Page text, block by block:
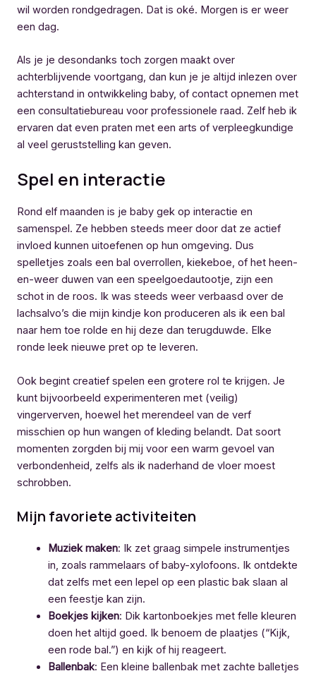
wil worden rondgedragen. Dat is oké. Morgen is er weer
een dag.
Als je je desondanks toch zorgen maakt over
achterblijvende voortgang, dan kun je je altijd inlezen over
achterstand in ontwikkeling baby, of contact opnemen met
een consultatiebureau voor professionele raad. Zelf heb ik
ervaren dat even praten met een arts of verpleegkundige
al veel geruststelling kan geven.
Spel en interactie
Rond elf maanden is je baby gek op interactie en
samenspel. Ze hebben steeds meer door dat ze actief
invloed kunnen uitoefenen op hun omgeving. Dus
spelletjes zoals een bal overrollen, kiekeboe, of het heen-
en-weer duwen van een speelgoedautootje, zijn een
schot in de roos. Ik was steeds weer verbaasd over de
lachsalvo’s die mijn kindje kon produceren als ik een bal
naar hem toe rolde en hij deze dan terugduwde. Elke
ronde leek nieuwe pret op te leveren.
Ook begint creatief spelen een grotere rol te krijgen. Je
kunt bijvoorbeeld experimenteren met (veilig)
vingerverven, hoewel het merendeel van de verf
misschien op hun wangen of kleding belandt. Dat soort
momenten zorgden bij mij voor een warm gevoel van
verbondenheid, zelfs als ik naderhand de vloer moest
schrobben.
Mijn favoriete activiteiten
Muziek maken: Ik zet graag simpele instrumentjes
in, zoals rammelaars of baby-xylofoons. Ik ontdekte
dat zelfs met een lepel op een plastic bak slaan al
een feestje kan zijn.
Boekjes kijken: Dik kartonboekjes met felle kleuren
doen het altijd goed. Ik benoem de plaatjes (“Kijk,
een rode bal.”) en kijk of hij reageert.
Ballenbak: Een kleine ballenbak met zachte balletjes